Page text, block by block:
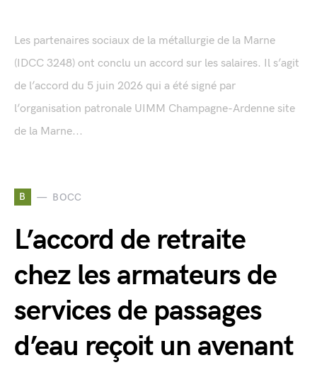
Les partenaires sociaux de la métallurgie de la Marne
(IDCC 3248) ont conclu un accord sur les salaires. Il s’agit
de l’accord du 5 juin 2026 qui a été signé par
l’organisation patronale UIMM Champagne-Ardenne site
de la Marne...
B BOCC
L’accord de retraite
chez les armateurs de
services de passages
d’eau reçoit un avenant